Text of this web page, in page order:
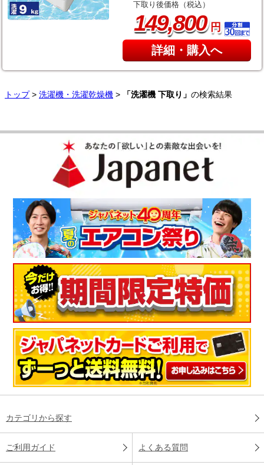
下取り後価格（税込）
149,800円
詳細・購入へ
トップ> 洗濯機・洗濯乾燥機 > 「洗濯機 下取り」 の検索結果
カテゴリから探す
ご利用ガイド よくある質問